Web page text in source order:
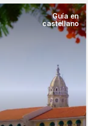
Guía en
castellano